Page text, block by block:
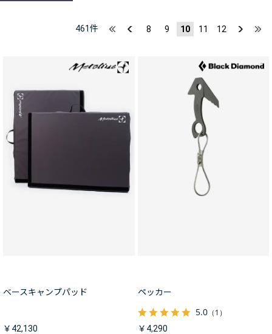
461件 8 9 10 11 12
ベースキャンプパッド
￥42,130
ペッカー
5.0（1）
￥4,290